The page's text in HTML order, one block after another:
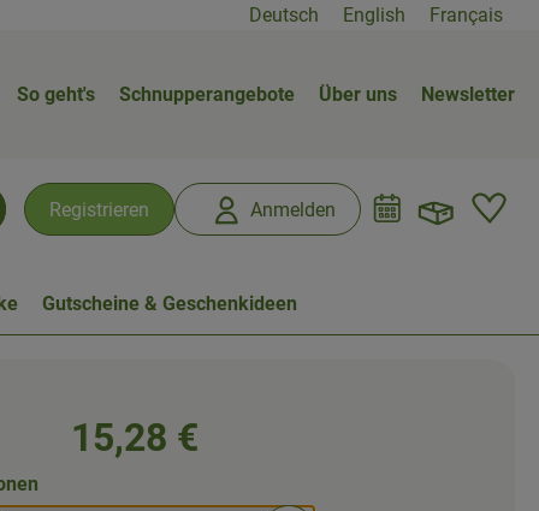
Deutsch English Français
So geht's Schnupperangebote Über uns Newsletter
Registrieren Anmelden
Gutscheine & Geschenkideen
15,28 €